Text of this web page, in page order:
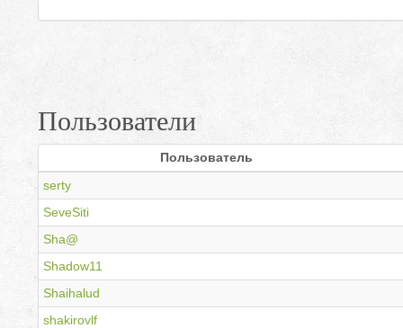
Пользователи
Пользователь
serty
SeveSiti
Sha@
Shadow11
Shaihalud
shakirovlf